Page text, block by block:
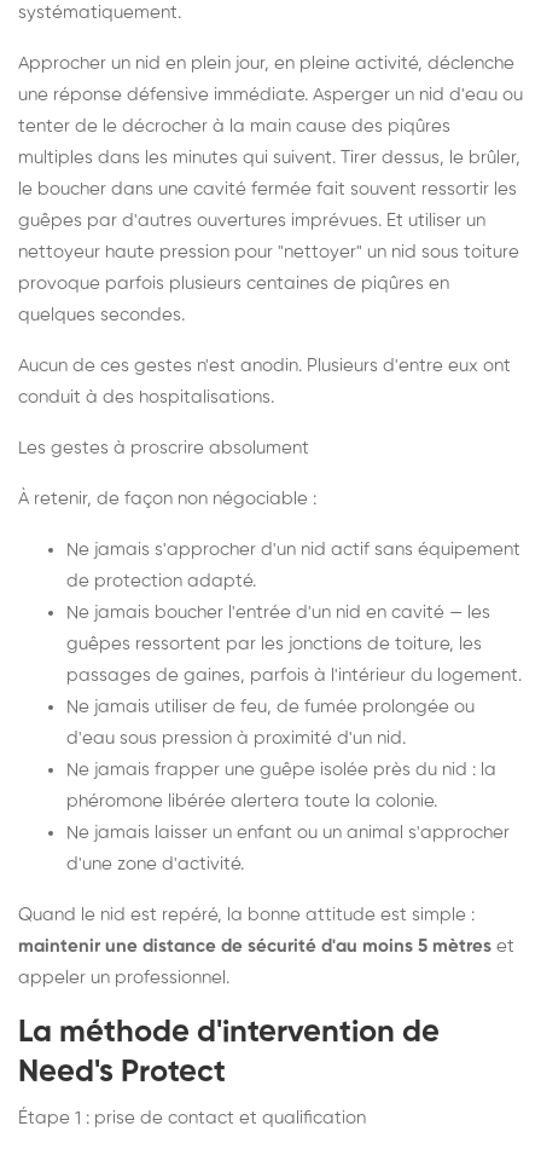
systématiquement.
Approcher un nid en plein jour, en pleine activité, déclenche
une réponse défensive immédiate. Asperger un nid d'eau ou
tenter de le décrocher à la main cause des piqûres
multiples dans les minutes qui suivent. Tirer dessus, le brûler,
le boucher dans une cavité fermée fait souvent ressortir les
guêpes par d'autres ouvertures imprévues. Et utiliser un
nettoyeur haute pression pour "nettoyer" un nid sous toiture
provoque parfois plusieurs centaines de piqûres en
quelques secondes.
Aucun de ces gestes n'est anodin. Plusieurs d'entre eux ont
conduit à des hospitalisations.
Les gestes à proscrire absolument
À retenir, de façon non négociable :
Ne jamais s'approcher d'un nid actif sans équipement
de protection adapté.
Ne jamais boucher l'entrée d'un nid en cavité — les
guêpes ressortent par les jonctions de toiture, les
passages de gaines, parfois à l'intérieur du logement.
Ne jamais utiliser de feu, de fumée prolongée ou
d'eau sous pression à proximité d'un nid.
Ne jamais frapper une guêpe isolée près du nid : la
phéromone libérée alertera toute la colonie.
Ne jamais laisser un enfant ou un animal s'approcher
d'une zone d'activité.
Quand le nid est repéré, la bonne attitude est simple :
maintenir une distance de sécurité d'au moins 5 mètres et
appeler un professionnel.
La méthode d'intervention de
Need's Protect
Étape 1 : prise de contact et qualification